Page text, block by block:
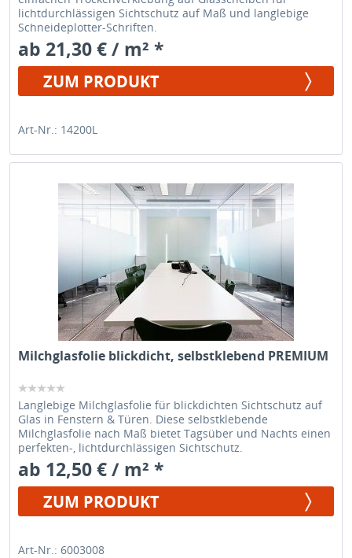
lichtdurchlässigen Sichtschutz auf Maß und langlebige
Schneideplotter-Schriften.
ab 21,30 € / m² *
ZUM PRODUKT
Art-Nr.: 14200L
Milchglasfolie blickdicht, selbstklebend PREMIUM
Langlebige Milchglasfolie für blickdichten Sichtschutz auf
Glas in Fenstern & Türen. Diese selbstklebende
Milchglasfolie nach Maß bietet Tagsüber und Nachts einen
perfekten-, lichtdurchlässigen Sichtschutz.
ab 12,50 € / m² *
ZUM PRODUKT
Art-Nr.: 6003008